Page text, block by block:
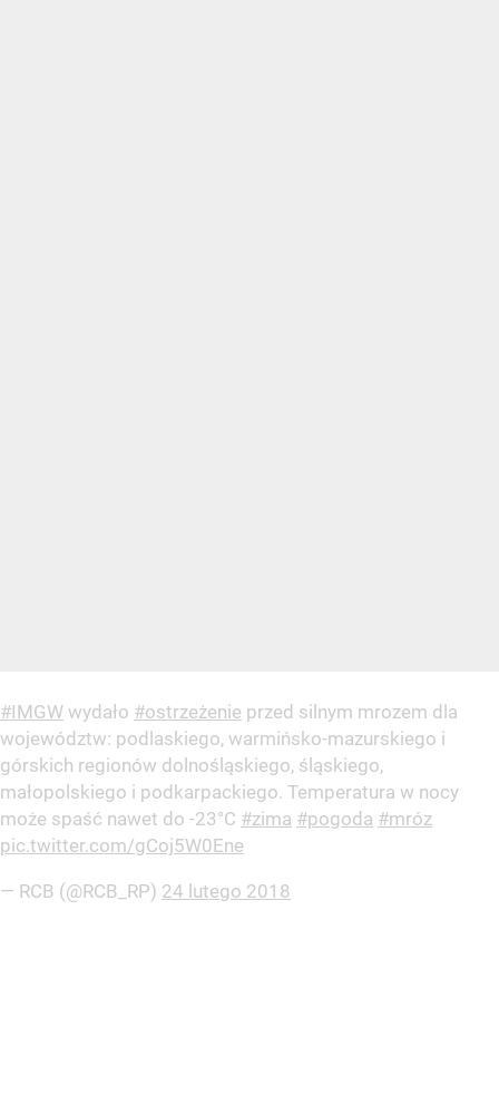
#IMGW wydało #ostrzeżenie przed silnym mrozem dla
województw: podlaskiego, warmińsko-mazurskiego i
górskich regionów dolnośląskiego, śląskiego,
małopolskiego i podkarpackiego. Temperatura w nocy
może spaść nawet do -23°C #zima #pogoda #mróz
pic.twitter.com/gCoj5W0Ene
— RCB (@RCB_RP) 24 lutego 2018